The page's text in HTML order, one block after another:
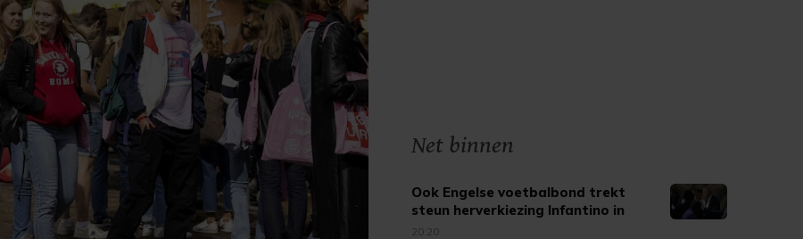
Net binnen
Ook Engelse voetbalbond trekt
steun herverkiezing Infantino in
20:20